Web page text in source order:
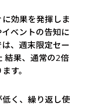
効果を発揮しま
ベントの告知に
、週末限定セー
結果、通常の2倍
す。
く、繰り返し使